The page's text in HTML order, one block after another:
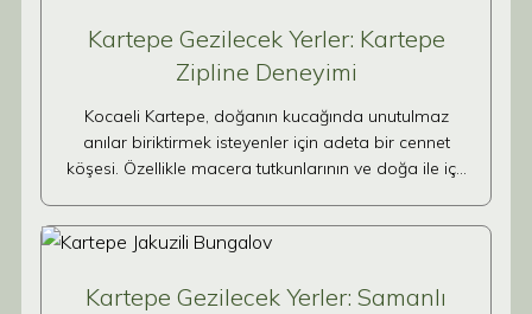
Kartepe Gezilecek Yerler: Kartepe
Zipline Deneyimi
Kocaeli Kartepe, doğanın kucağında unutulmaz
anılar biriktirmek isteyenler için adeta bir cennet
köşesi. Özellikle macera tutkunlarının ve doğa ile iç…
Kartepe Gezilecek Yerler: Samanlı